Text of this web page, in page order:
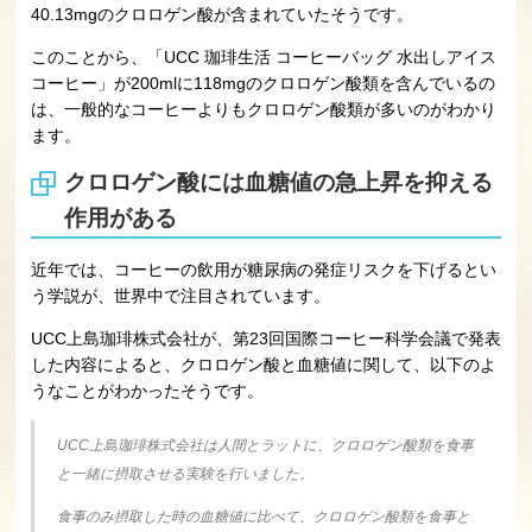
40.13mgのクロロゲン酸が含まれていたそうです。
このことから、「UCC 珈琲生活 コーヒーバッグ 水出しアイス
コーヒー」が200mlに118mgのクロロゲン酸類を含んでいるの
は、一般的なコーヒーよりもクロロゲン酸類が多いのがわかり
ます。
クロロゲン酸には血糖値の急上昇を抑える
作用がある
近年では、コーヒーの飲用が糖尿病の発症リスクを下げるとい
う学説が、世界中で注目されています。
UCC上島珈琲株式会社が、第23回国際コーヒー科学会議で発表
した内容によると、クロロゲン酸と血糖値に関して、以下のよ
うなことがわかったそうです。
UCC上島珈琲株式会社は人間とラットに、クロロゲン酸類を食事
と一緒に摂取させる実験を行いました。
食事のみ摂取した時の血糖値に比べて、クロロゲン酸類を食事と